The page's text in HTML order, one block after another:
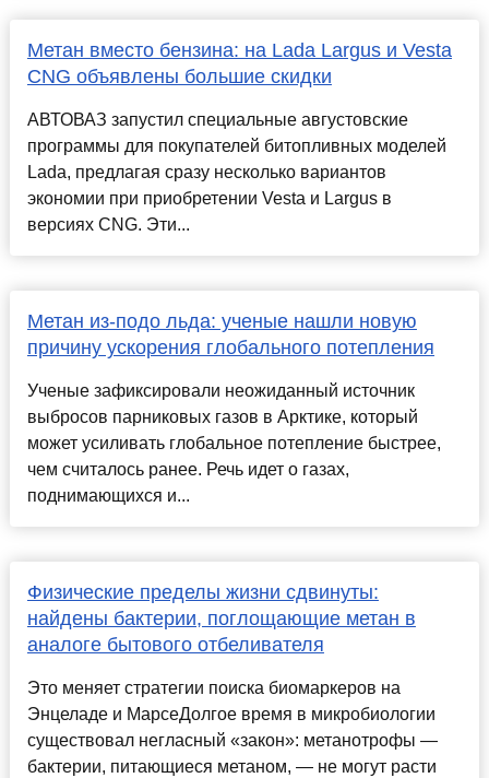
Метан вместо бензина: на Lada Largus и Vesta
CNG объявлены большие скидки
АВТОВАЗ запустил специальные августовские
программы для покупателей битопливных моделей
Lada, предлагая сразу несколько вариантов
экономии при приобретении Vesta и Largus в
версиях CNG. Эти...
Метан из-подо льда: ученые нашли новую
причину ускорения глобального потепления
Ученые зафиксировали неожиданный источник
выбросов парниковых газов в Арктике, который
может усиливать глобальное потепление быстрее,
чем считалось ранее. Речь идет о газах,
поднимающихся и...
Физические пределы жизни сдвинуты:
найдены бактерии, поглощающие метан в
аналоге бытового отбеливателя
Это меняет стратегии поиска биомаркеров на
Энцеладе и МарсеДолгое время в микробиологии
существовал негласный «закон»: метанотрофы —
бактерии, питающиеся метаном, — не могут расти